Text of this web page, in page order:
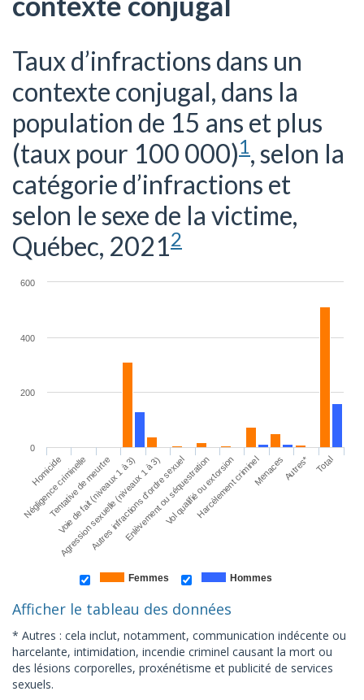
Taux d’infractions dans un
contexte conjugal, dans la
population de 15 ans et plus
(taux pour 100 000)1, selon la
catégorie d’infractions et
selon le sexe de la victime,
Québec, 20212
Femmes Hommes
Homicide
Négligence criminelle
Tentative de meurtre
Voie de fait (niveaux 1 à 3)
Agression sexuelle (niveaux 1 à 3)
Autres infractions d'ordre sexuel
Enlèvement ou séquestration
Vol qualifié ou extorsion
Harcèlement criminelMenacesAutres* Total
0
200
400
600
Afficher le tableau des données
* Autres : cela inclut, notamment, communication indécente ou
harcelante, intimidation, incendie criminel causant la mort ou
des lésions corporelles, proxénétisme et publicité de services
sexuels.